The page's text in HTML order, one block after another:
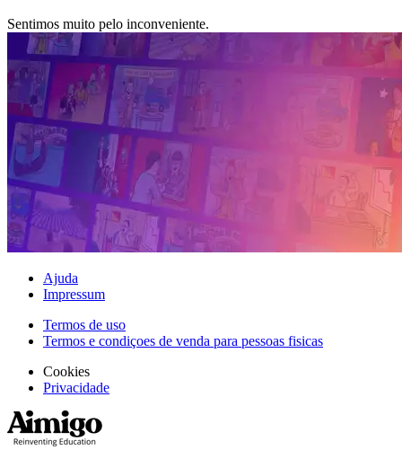
Sentimos muito pelo inconveniente.
Ajuda
Impressum
Termos de uso
Termos e condiçoes de venda para pessoas fisicas
Cookies
Privacidade